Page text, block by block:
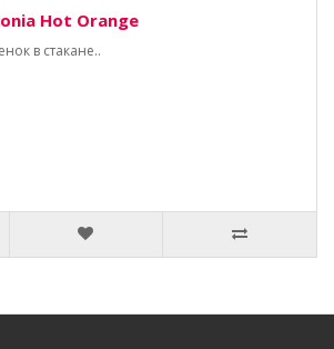
Hot Orange
в стакане..